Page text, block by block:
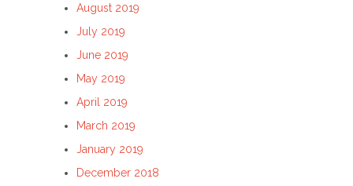
August 2019
July 2019
June 2019
May 2019
April 2019
March 2019
January 2019
December 2018